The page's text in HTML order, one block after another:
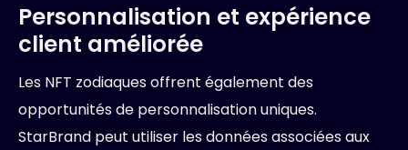
Personnalisation et expérience
client améliorée
Les NFT zodiaques offrent également des
opportunités de personnalisation uniques.
StarBrand peut utiliser les données associées aux